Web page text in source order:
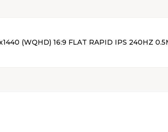
(WQHD) 16:9 FLAT RAPID IPS 240HZ